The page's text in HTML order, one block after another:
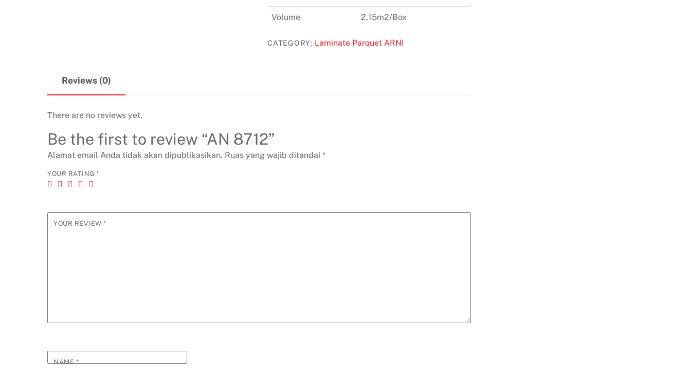
Volume 2,15m2/Box
CATEGORY: Laminate Parquet ARNI
Reviews (0)
There are no reviews yet.
Be the first to review “AN 8712”
Alamat email Anda tidak akan dipublikasikan. Ruas yang wajib ditandai *
YOUR RATING*
YOUR REVIEW*
NAME*